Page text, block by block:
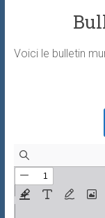
Voici le bulletin